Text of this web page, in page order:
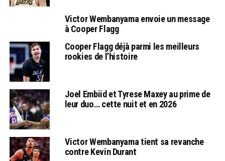
Victor Wembanyama envoie un message
à Cooper Flagg
Cooper Flagg déjà parmi les meilleurs
rookies de l’histoire
Joel Embiid et Tyrese Maxey au prime de
leur duo… cette nuit et en 2026
Victor Wembanyama tient sa revanche
contre Kevin Durant